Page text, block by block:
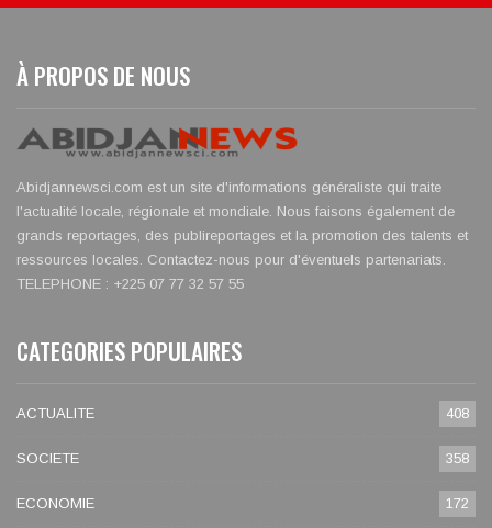
À PROPOS DE NOUS
Abidjannewsci.com est un site d'informations généraliste qui traite
l'actualité locale, régionale et mondiale. Nous faisons également de
grands reportages, des publireportages et la promotion des talents et
ressources locales. Contactez-nous pour d'éventuels partenariats.
TELEPHONE : +225 07 77 32 57 55
CATEGORIES POPULAIRES
ACTUALITE 408
SOCIETE 358
ECONOMIE 172